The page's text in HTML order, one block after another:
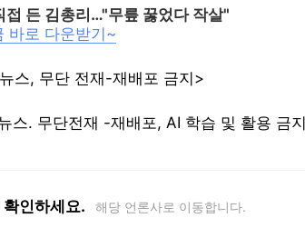
접 든 김총리…"무릎 꿇었다 작살"
바로 다운받기~
스, 무단 전재-재배포 금지>
스. 무단전재 -재배포, AI 학습 및 활용 금지
인하세요. 해당 언론사로 이동합니다.